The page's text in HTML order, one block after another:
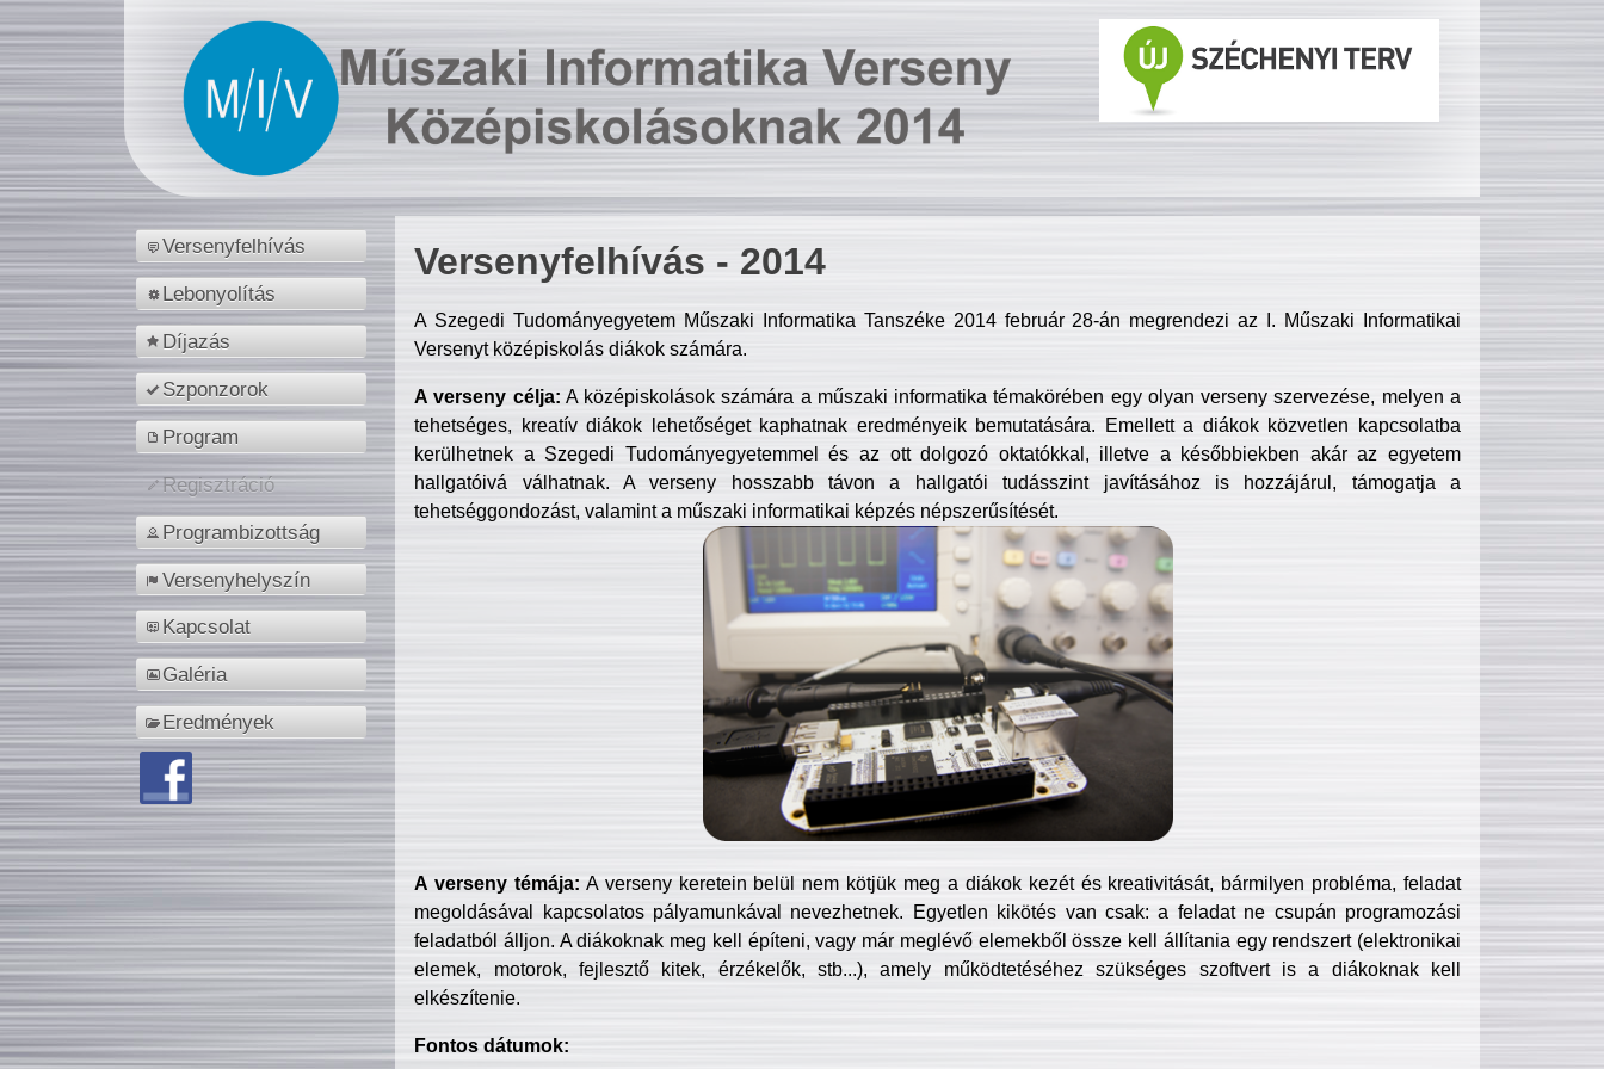
Versenyfelhívás
Lebonyolítás
Díjazás
Szponzorok
Program
Regisztráció
Programbizottság
Versenyhelyszín
Kapcsolat
Galéria
Eredmények
Versenyfelhívás - 2014
A Szegedi Tudományegyetem Műszaki Informatika Tanszéke 2014 február 28-án megrendezi az I. Műszaki Informatikai
Versenyt középiskolás diákok számára.
A verseny célja: A középiskolások számára a műszaki informatika témakörében egy olyan verseny szervezése, melyen a
tehetséges, kreatív diákok lehetőséget kaphatnak eredményeik bemutatására. Emellett a diákok közvetlen kapcsolatba
kerülhetnek a Szegedi Tudományegyetemmel és az ott dolgozó oktatókkal, illetve a későbbiekben akár az egyetem
hallgatóivá válhatnak. A verseny hosszabb távon a hallgatói tudásszint javításához is hozzájárul, támogatja a
tehetséggondozást, valamint a műszaki informatikai képzés népszerűsítését.
A verseny témája: A verseny keretein belül nem kötjük meg a diákok kezét és kreativitását, bármilyen probléma, feladat
megoldásával kapcsolatos pályamunkával nevezhetnek. Egyetlen kikötés van csak: a feladat ne csupán programozási
feladatból álljon. A diákoknak meg kell építeni, vagy már meglévő elemekből össze kell állítania egy rendszert (elektronikai
elemek, motorok, fejlesztő kitek, érzékelők, stb...), amely működtetéséhez szükséges szoftvert is a diákoknak kell
elkészítenie.
Fontos dátumok: